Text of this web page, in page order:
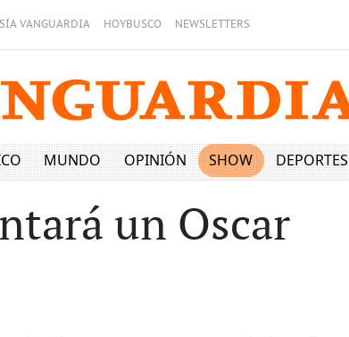
VANGUARDIA HOYBUSCO NEWSLETTERS
MUNDO OPINIÓN SHOW DEPORTES
un Oscar